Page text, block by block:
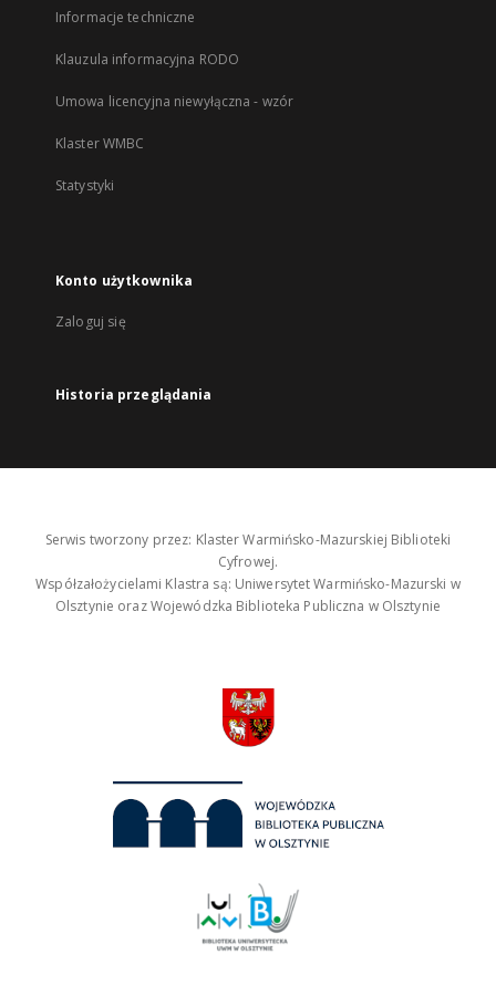
Informacje techniczne
Klauzula informacyjna RODO
Umowa licencyjna niewyłączna - wzór
Klaster WMBC
Statystyki
Konto użytkownika
Zaloguj się
Historia przeglądania
Serwis tworzony przez: Klaster Warmińsko-Mazurskiej Biblioteki
Cyfrowej.
Współzałożycielami Klastra są: Uniwersytet Warmińsko-Mazurski w
Olsztynie oraz Wojewódzka Biblioteka Publiczna w Olsztynie